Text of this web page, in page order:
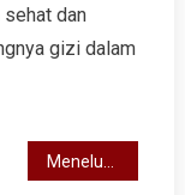
sehat dan
gizi dalam